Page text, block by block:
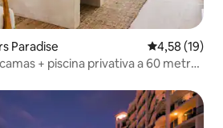
Paradise 4,58 de uma
4,58 (19)
+ piscina privativa a 60 metros